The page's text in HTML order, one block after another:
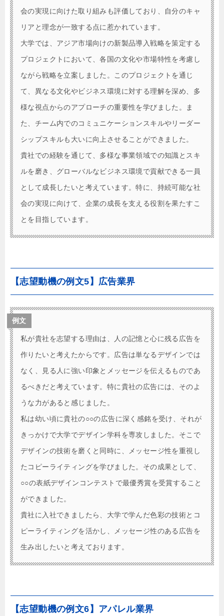
会の実現に向けた取り組みも評価しており、自分のキャ
リアと理念が一致する点に惹かれています。
大学では、アジア市場向けの新製品導入戦略を策定する
プロジェクトにおいて、各国の文化や市場特性を考慮し
ながら戦略を立案しました。このプロジェクトを通じ
て、異なる文化やビジネス環境に対する理解を深め、多
様な視点からのアプローチの重要性を学びました。ま
た、チーム内でのコミュニケーションスキルやリーダー
シップスキルも大いに向上させることができました。
貴社での経験を通じて、多様な事業領域での知識とスキ
ルを磨き、グローバルなビジネス環境で貢献できる一員
として成長したいと考えています。特に、持続可能な社
会の実現に向けて、企業の成長を支える役割を果たすこ
とを目指しています。
【志望動機の例文5】広告業界
例文
私が貴社を志望する理由は、人の記憶と心に残る広告を
作りたいと考えたからです。広告は単なるデザインでは
なく、見る人に強い印象とメッセージを伝えるものであ
るべきだと考えています。特に貴社の広告には、そのよ
うな力があると感じました。
私は幼い頃に貴社の○○の広告に深く感銘を受け、それが
きっかけで大学でデザイン学科を専攻しました。そこで
デザインの技術を磨くと同時に、メッセージ性を重視し
たコピーライティングを学びました。その成果として、
○○の表紙デザインコンテストで最優秀賞を受賞すること
ができました。
貴社に入社できましたら、大学で学んだ色彩の技術とコ
ピーライティングを活かし、メッセージ性のある広告を
生み出したいと考えております。
【志望動機の例文6】アパレル業界